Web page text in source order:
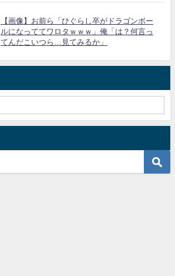
【画像】お前ら「ひぐらし卒がドラゴンボー
ルになっててワロタｗｗｗ」俺「は？何言っ
てんだこいつら…見てみるか」